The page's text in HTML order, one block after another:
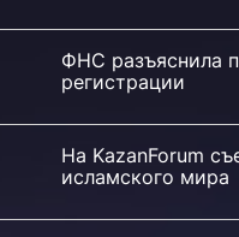
ФНС разъяснила
регистрации
На KazanForum
исламского мира